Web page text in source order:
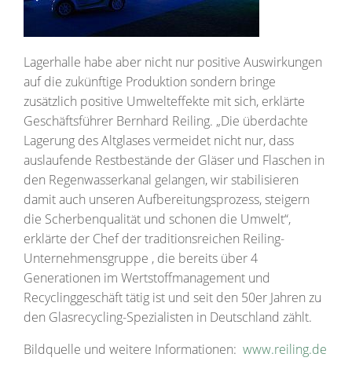
Lagerhalle habe aber nicht nur positive Auswirkungen
auf die zukünftige Produktion sondern bringe
zusätzlich positive Umwelteffekte mit sich, erklärte
Geschäftsführer Bernhard Reiling. „Die überdachte
Lagerung des Altglases vermeidet nicht nur, dass
auslaufende Restbestände der Gläser und Flaschen in
den Regenwasserkanal gelangen, wir stabilisieren
damit auch unseren Aufbereitungsprozess, steigern
die Scherbenqualität und schonen die Umwelt“,
erklärte der Chef der traditionsreichen Reiling-
Unternehmensgruppe , die bereits über 4
Generationen im Wertstoffmanagement und
Recyclinggeschäft tätig ist und seit den 50er Jahren zu
den Glasrecycling-Spezialisten in Deutschland zählt.
Bildquelle und weitere Informationen: www.reiling.de